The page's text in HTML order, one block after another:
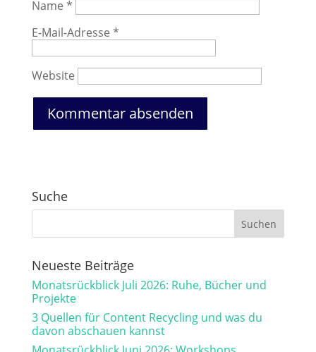
Name *
E-Mail-Adresse *
Website
Suche
Neueste Beiträge
Monatsrückblick Juli 2026: Ruhe, Bücher und
Projekte
3 Quellen für Content Recycling und was du
davon abschauen kannst